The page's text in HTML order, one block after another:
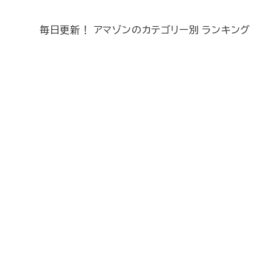
毎日更新！ アマゾンのカテゴリー別 ランキング